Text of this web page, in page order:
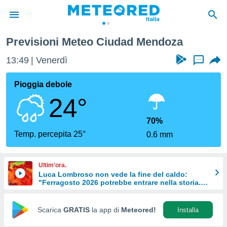
di
per
le
di
Web
Previsioni Meteo Ciudad Mendoza
13:49 Venerdì ...
Pioggia debole
24°
Temp. percepita 25°
70%
0.6 mm
Ultim'ora.
Luca Lombroso non vede la fine del caldo:
"Ferragosto 2026 potrebbe entrare nella storia.
Scarica GRATIS la app di Meteored! Installa